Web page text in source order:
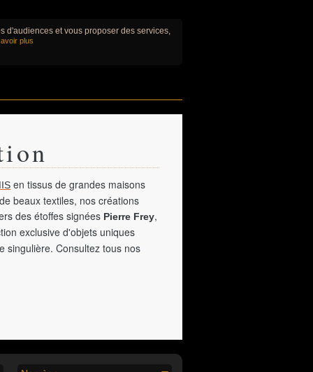
d'audiences et vous proposer des services,
plus
en tissus de grandes maisons
beaux textiles, nos créations
des étoffes signées Pierre Frey,
exclusive d'objets uniques
singulière. Consultez tous nos